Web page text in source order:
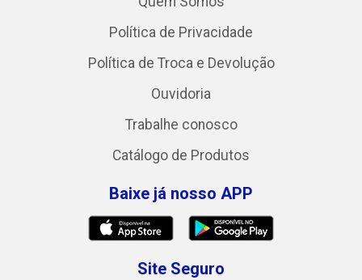
Política de Privacidade
Política de Troca e Devolução
Ouvidoria
Trabalhe conosco
Catálogo de Produtos
Baixe já nosso APP
Site Seguro